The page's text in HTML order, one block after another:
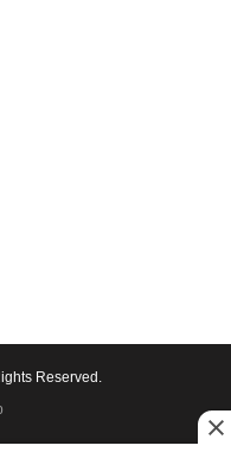
Reserved.